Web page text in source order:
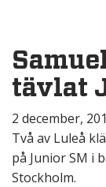
tävlat
2 december,
Två av Luleå
på Junior SM i
Stockholm.